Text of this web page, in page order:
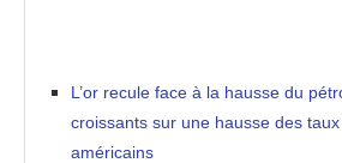
L’or recule face à la hausse du
croissants sur une hausse des taux
américains